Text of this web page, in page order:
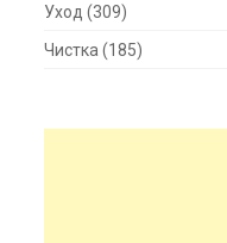
Уход (309)
Чистка (185)